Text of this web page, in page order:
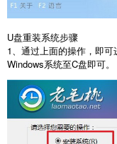
U盘重装系统步骤
1、通过上面的操作，即可
Windows系统至C盘即可。